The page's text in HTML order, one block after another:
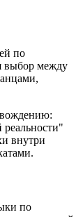
по
выбор между
внутри
по